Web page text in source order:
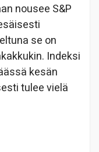
nousee S&P
se on
Indeksi
kesän
tulee vielä